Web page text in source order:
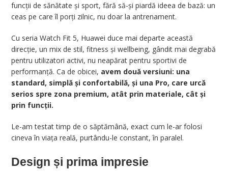
funcții de sănătate și sport, fără să-și piardă ideea de bază: un
ceas pe care îl porți zilnic, nu doar la antrenament.
Cu seria Watch Fit 5, Huawei duce mai departe această
direcție, un mix de stil, fitness și wellbeing, gândit mai degrabă
pentru utilizatori activi, nu neapărat pentru sportivi de
performanță. Ca de obicei, avem două versiuni: una
standard, simplă și confortabilă, și una Pro, care urcă
serios spre zona premium, atât prin materiale, cât și
prin funcții.
Le-am testat timp de o săptămână, exact cum le-ar folosi
cineva în viața reală, purtându-le constant, în paralel.
Design și prima impresie